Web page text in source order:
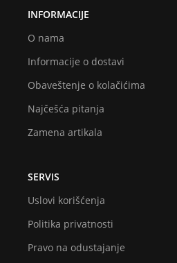
INFORMACIJE
O nama
Informacije o dostavi
Obaveštenje o kolačićima
Najčešća pitanja
Zamena artikala
SERVIS
Uslovi korišćenja
Politika privatnosti
Pravo na odustajanje